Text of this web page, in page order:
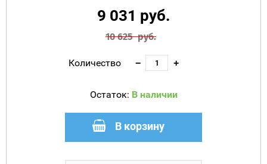
9 031 руб.
10 625руб.
Количество − +
Остаток: В наличии
В корзину